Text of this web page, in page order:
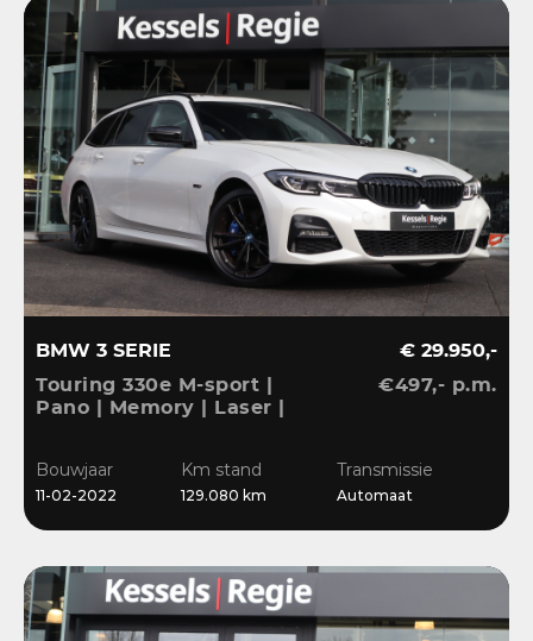
BMW 3 SERIE
Touring 330e M-sport |
Pano | Memory | Laser |
Bliss | Ambient | Pearl
White
€ 29.950,-
€497,- p.m.
Bouwjaar
11-02-2022
Km stand
129.080 km
Transmissie
Automaat